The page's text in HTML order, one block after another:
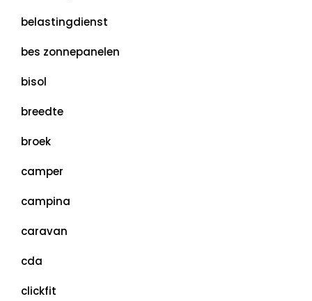
belastingdienst
bes zonnepanelen
bisol
breedte
broek
camper
campina
caravan
cda
clickfit